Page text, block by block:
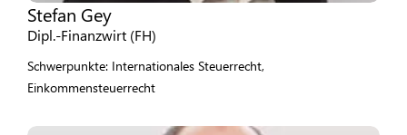
Stefan Gey
Dipl.-Finanzwirt (FH)
Schwerpunkte: Internationales Steuerrecht,
Einkommensteuerrecht